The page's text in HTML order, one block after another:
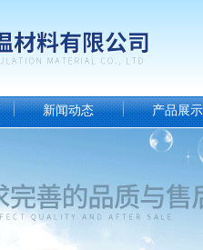
新闻动态 产品展示